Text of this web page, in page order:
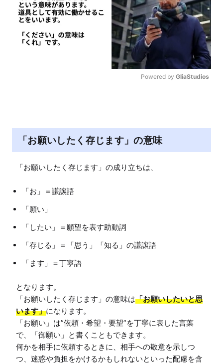
Powered by GliaStudios
「お願いしたく存じます」の意味
「お」＝謙譲語
「願い」
「したい」＝願望を表す助動詞
「存じる」＝「思う」「知る」の謙譲語
「ます」＝丁寧語
となります。
「お願いしたく存じます」の意味は「お願いしたいと思
います」になります。
「お願い」は”依頼・希望・要望”を丁寧に表した言葉
で、「御願い」と書くこともできます。
何かを相手に依頼するときに、相手への敬意を示しつ
つ、迷惑や負担をかけるかもしれないといった配慮を含